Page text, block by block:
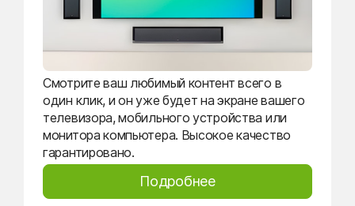
Смотрите ваш любимый контент всего в
один клик, и он уже будет на экране вашего
телевизора, мобильного устройства или
монитора компьютера. Высокое качество
гарантировано.
Подробнее